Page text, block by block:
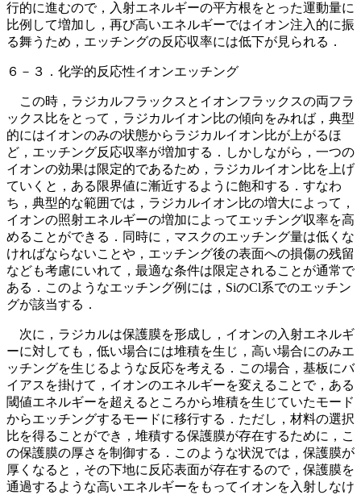
行的に進むので，入射エネルギーの平方根をとった運動量に
比例して増加し，再び高いエネルギーではイオン注入的に振
る舞うため，エッチングの反応収率には低下が見られる．
６－３．化学的反応性イオンエッチング
この時，ラジカルフラックスとイオンフラックスの両フラ
ックス比をとって，ラジカルイオン比の傾向をみれば，典型
的にはイオンのみの状態からラジカルイオン比が上がるほ
ど，エッチング反応収率が増加する．しかしながら，一つの
イオンの効果は限定的であるため，ラジカルイオン比を上げ
ていくと，ある限界値に漸近するように飽和する．すなわ
ち，典型的な範囲では，ラジカルイオン比の増大によって，
イオンの照射エネルギーの増加によってエッチング収率を高
めることができる．同時に，マスクのエッチング量は低くな
ければならないことや，エッチング後の表面への損傷の残留
なども考慮にいれて，最適な条件は限定されることが通常で
ある．このようなエッチング例には，SiのCl系でのエッチン
グが該当する．
次に，ラジカルは保護膜を形成し，イオンの入射エネルギ
ーに対しても，低い場合には堆積を生じ，高い場合にのみエ
ッチングを生じるような反応を考える．この場合，基板にバ
イアスを掛けて，イオンのエネルギーを変えることで，ある
閾値エネルギーを超えるところから堆積を生じていたモード
からエッチングするモードに移行する．ただし，材料の選択
比を得ることができ，堆積する保護膜が存在するために，こ
の保護膜の厚さを制御する．このような状況では，保護膜が
厚くなると，その下地に反応表面が存在するので，保護膜を
通過するような高いエネルギーをもってイオンを入射しなけ